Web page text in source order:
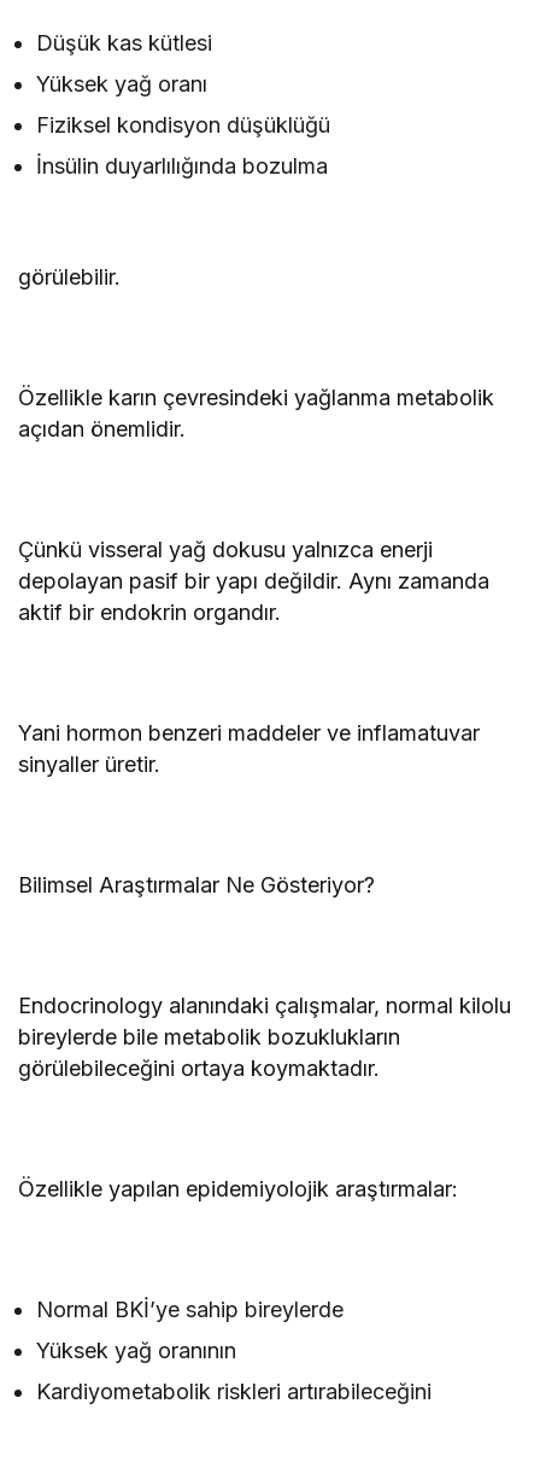
Düşük kas kütlesi
Yüksek yağ oranı
Fiziksel kondisyon düşüklüğü
İnsülin duyarlılığında bozulma
görülebilir.
Özellikle karın çevresindeki yağlanma metabolik
açıdan önemlidir.
Çünkü visseral yağ dokusu yalnızca enerji
depolayan pasif bir yapı değildir. Aynı zamanda
aktif bir endokrin organdır.
Yani hormon benzeri maddeler ve inflamatuvar
sinyaller üretir.
Bilimsel Araştırmalar Ne Gösteriyor?
Endocrinology alanındaki çalışmalar, normal kilolu
bireylerde bile metabolik bozuklukların
görülebileceğini ortaya koymaktadır.
Özellikle yapılan epidemiyolojik araştırmalar:
Normal BKİ’ye sahip bireylerde
Yüksek yağ oranının
Kardiyometabolik riskleri artırabileceğini